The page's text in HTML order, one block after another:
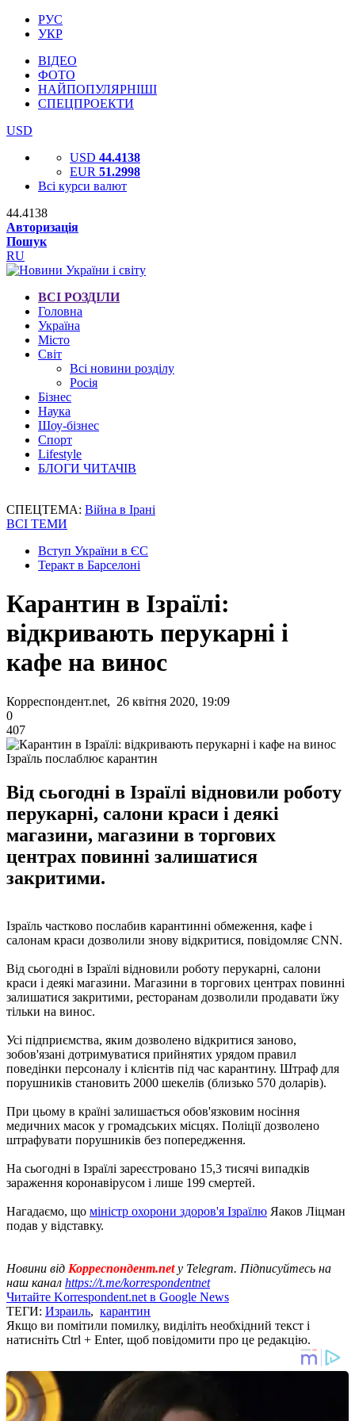
РУС
УКР
ВІДЕО
ФОТО
НАЙПОПУЛЯРНІШІ
СПЕЦПРОЕКТИ
USD
USD 44.4138
EUR 51.2998
Всі курси валют
44.4138
Авторизація
Пошук
RU
ВСІ РОЗДІЛИ
Головна
Україна
Місто
Світ
Всі новини розділу
Росія
Бізнес
Наука
Шоу-бізнес
Спорт
Lifestyle
БЛОГИ ЧИТАЧІВ
СПЕЦТЕМА: Війна в Ірані
ВСІ ТЕМИ
Вступ України в ЄС
Теракт в Барселоні
Карантин в Ізраїлі:
відкривають перукарні і
кафе на винос
Корреспондент.net, 26 квітня 2020, 19:09
0
407
Ізраїль послаблює карантин
Від сьогодні в Ізраїлі відновили роботу
перукарні, салони краси і деякі
магазини, магазини в торгових
центрах повинні залишатися
закритими.
Ізраїль частково послабив карантинні обмеження, кафе і
салонам краси дозволили знову відкритися, повідомляє CNN.
Від сьогодні в Ізраїлі відновили роботу перукарні, салони
краси і деякі магазини. Магазини в торгових центрах повинні
залишатися закритими, ресторанам дозволили продавати їжу
тільки на винос.
Усі підприємства, яким дозволено відкритися заново,
зобов'язані дотримуватися прийнятих урядом правил
поведінки персоналу і клієнтів під час карантину. Штраф для
порушників становить 2000 шекелів (близько 570 доларів).
При цьому в країні залишається обов'язковим носіння
медичних масок у громадських місцях. Поліції дозволено
штрафувати порушників без попередження.
На сьогодні в Ізраїлі зареєстровано 15,3 тисячі випадків
зараження коронавірусом і лише 199 смертей.
Нагадаємо, що міністр охорони здоров'я Ізраїлю Яаков Ліцман
подав у відставку.
Новини від Корреспондент.netу Telegram. Підписуйтесь на
наш канал https://t.me/korrespondentnet
Читайте Korrespondent.net в Google News
ТЕГИ: Израиль, карантин
Якщо ви помітили помилку, виділіть необхідний текст і
натисніть Ctrl + Enter, щоб повідомити про це редакцію.